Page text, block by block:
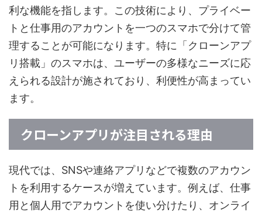
利な機能を指します。この技術により、プライベー
トと仕事用のアカウントを一つのスマホで分けて管
理することが可能になります。特に「クローンアプ
リ搭載」のスマホは、ユーザーの多様なニーズに応
えられる設計が施されており、利便性が高まってい
ます。
クローンアプリが注目される理由
現代では、SNSや連絡アプリなどで複数のアカウン
トを利用するケースが増えています。例えば、仕事
用と個人用でアカウントを使い分けたり、オンライ